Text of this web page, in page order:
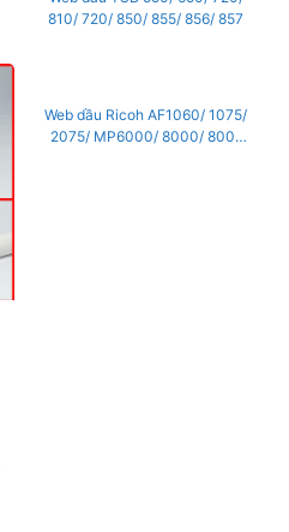
810/ 720/ 850/ 855/ 856/ 857
Web dầu Ricoh AF1060/ 1075/
2075/ MP6000/ 8000/ 8001